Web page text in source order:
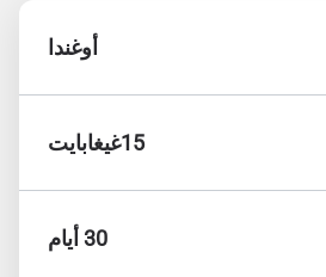
أوغندا
15غيغابايت
30 أيام